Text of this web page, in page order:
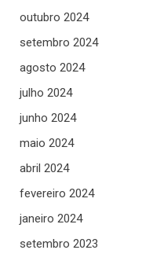
outubro 2024
setembro 2024
agosto 2024
julho 2024
junho 2024
maio 2024
abril 2024
fevereiro 2024
janeiro 2024
setembro 2023